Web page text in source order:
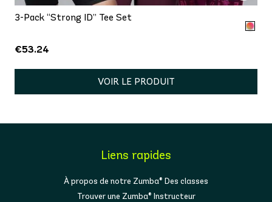
3-Pack “Strong ID” Tee Set
€53.24
VOIR LE PRODUIT
Liens rapides
À propos de notre Zumba® Des classes
Trouver une Zumba® Instructeur